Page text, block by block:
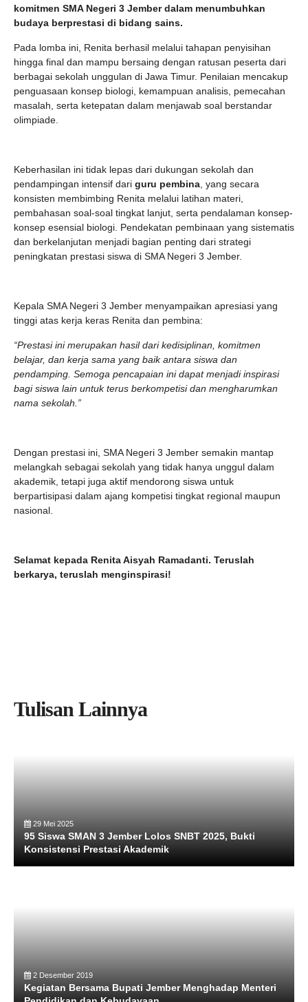
komitmen SMA Negeri 3 Jember dalam menumbuhkan
budaya berprestasi di bidang sains.
Pada lomba ini, Renita berhasil melalui tahapan penyisihan
hingga final dan mampu bersaing dengan ratusan peserta dari
berbagai sekolah unggulan di Jawa Timur. Penilaian mencakup
penguasaan konsep biologi, kemampuan analisis, pemecahan
masalah, serta ketepatan dalam menjawab soal berstandar
olimpiade.
Keberhasilan ini tidak lepas dari dukungan sekolah dan
pendampingan intensif dari guru pembina , yang secara
konsisten membimbing Renita melalui latihan materi,
pembahasan soal-soal tingkat lanjut, serta pendalaman konsep-
konsep esensial biologi. Pendekatan pembinaan yang sistematis
dan berkelanjutan menjadi bagian penting dari strategi
peningkatan prestasi siswa di SMA Negeri 3 Jember.
Kepala SMA Negeri 3 Jember menyampaikan apresiasi yang
tinggi atas kerja keras Renita dan pembina:
“Prestasi ini merupakan hasil dari kedisiplinan, komitmen
belajar, dan kerja sama yang baik antara siswa dan
pendamping. Semoga pencapaian ini dapat menjadi inspirasi
bagi siswa lain untuk terus berkompetisi dan mengharumkan
nama sekolah.”
Dengan prestasi ini, SMA Negeri 3 Jember semakin mantap
melangkah sebagai sekolah yang tidak hanya unggul dalam
akademik, tetapi juga aktif mendorong siswa untuk
berpartisipasi dalam ajang kompetisi tingkat regional maupun
nasional.
Selamat kepada Renita Aisyah Ramadanti. Teruslah
berkarya, teruslah menginspirasi!
Tulisan Lainnya
29 Mei 2025
95 Siswa SMAN 3 Jember Lolos SNBT 2025, Bukti
Konsistensi Prestasi Akademik
2 Desember 2019
Kegiatan Bersama Bupati Jember Menghadap Menteri